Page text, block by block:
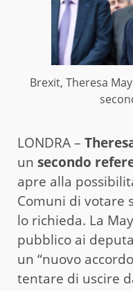
Brexit, Theresa
LONDRA –
un secondo
apre alla
Comuni di votare
lo richieda. La
pubblico ai
un “nuovo
tentare di uscire